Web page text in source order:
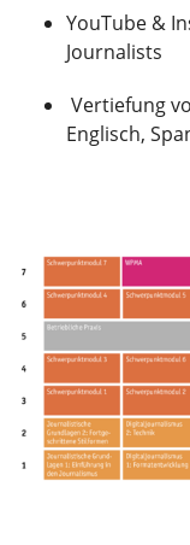
YouTube &
Journalists
Vertiefung
Englisch,